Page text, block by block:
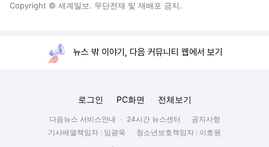
Copyright © 세계일보. 무단전재 및 재배포 금지.
뉴스 밖 이야기, 다음 커뮤니티 웹에서 보기
로그인 PC화면 전체보기
다음뉴스 서비스안내 24시간 뉴스센터
공지사항
기사배열책임자 : 임광욱
청소년보호책임자 : 이호원